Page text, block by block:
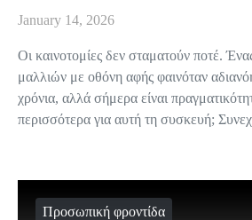
January 14, 2026
Οι καινοτομίες δεν σταματούν ποτέ.
μαλλιών με οθόνη αφής φαινόταν
χρόνια, αλλά σήμερα είναι
περισσότερα για αυτή τη συσκευή;
Προσωπική φροντίδα